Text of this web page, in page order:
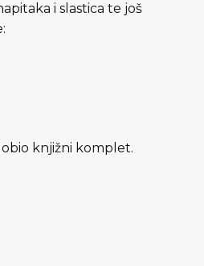
i slastica te još
knjižni komplet.